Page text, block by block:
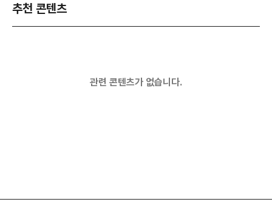
추천 콘텐츠
관련 콘텐츠가 없습니다.